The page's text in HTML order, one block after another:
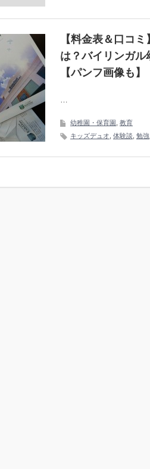
【料金表＆口コ
は？バイリンガ
【パンフ画像も】
…
幼稚園・保育園
教育
キッズデュオ 体験談 勉強